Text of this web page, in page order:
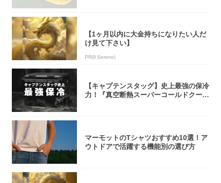
【1ヶ月以内に大金持ちになりたい人だ
け見て下さい】
PR(Il Sereno)
【キャプテンスタッグ】史上最強の保冷
力！『真空断熱スーパーコールドクーラ
マーモットのTシャツおすすめ10選！ア
ウトドアで活躍する機能別の選び方